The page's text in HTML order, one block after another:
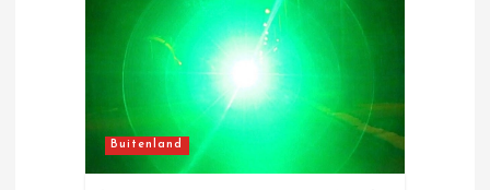
Buitenland